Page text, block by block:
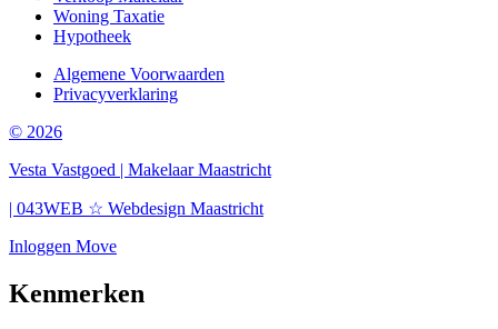
Woning Taxatie
Hypotheek
Algemene Voorwaarden
Privacyverklaring
© 2026
Vesta Vastgoed | Makelaar Maastricht
| 043WEB ☆ Webdesign Maastricht
Inloggen Move
Kenmerken